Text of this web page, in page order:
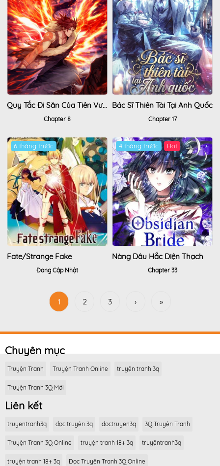
Quy Tắc Đi Săn Của Tiên Vương
Chapter 8
Bác Sĩ Thiên Tài Tại Anh Quốc
Chapter 17
6 tháng trước
Fate/Strange Fake
Đang Cập Nhật
4 tháng trước Hot
Nàng Dâu Hắc Diện Thạch
Chapter 33
1 2 3 › »
Chuyên mục
Truyện Tranh Truyện Tranh Online truyện tranh 3q
Truyện Tranh 3Q Mới
Liên kết
truyentranh3q đọc truyện 3q doctruyen3q 3Q Truyện Tranh
Truyện Tranh 3Q Online truyện tranh 18+ 3q truyệntranh3q
truyện tranh 18+ 3q Đọc Truyện Tranh 3Q Online